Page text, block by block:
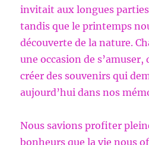
invitait aux longues
tandis que le printemps
découverte de la nature.
une occasion de s’amuser,
créer des souvenirs qui
aujourd’hui dans nos
Nous savions profiter
bonheurs que la vie nous